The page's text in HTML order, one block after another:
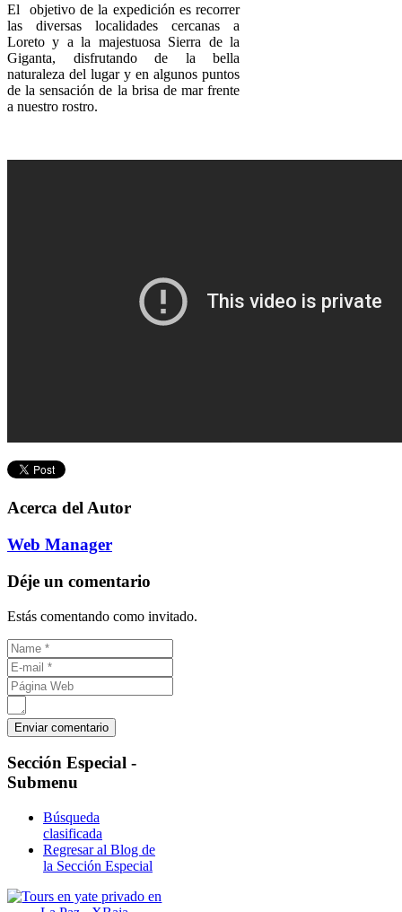
El objetivo de la expedición es recorrer
las diversas localidades cercanas a
Loreto y a la majestuosa Sierra de la
Giganta, disfrutando de la bella
naturaleza del lugar y en algunos puntos
de la sensación de la brisa de mar frente
a nuestro rostro.
Acerca del Autor
Web Manager
Déje un comentario
Estás comentando como invitado.
Sección Especial -
Submenu
Búsqueda
clasificada
Regresar al Blog de
la Sección Especial